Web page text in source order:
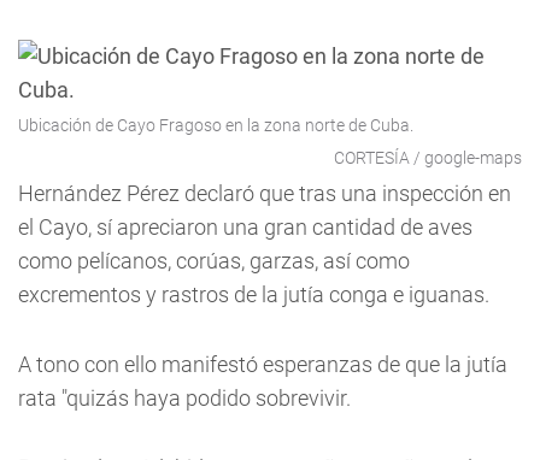
Ubicación de Cayo Fragoso en la zona norte de Cuba.
CORTESÍA / google-maps
Hernández Pérez declaró que tras una inspección en
el Cayo, sí apreciaron una gran cantidad de aves
como pelícanos, corúas, garzas, así como
excrementos y rastros de la jutía conga e iguanas.
A tono con ello manifestó esperanzas de que la jutía
rata "quizás haya podido sobrevivir.